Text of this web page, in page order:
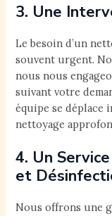
3. Une
Le besoin d’un
souvent urgent.
nous nous
suivant votre
équipe se déplace
nettoyage
4. Un
et
Nous offrons une